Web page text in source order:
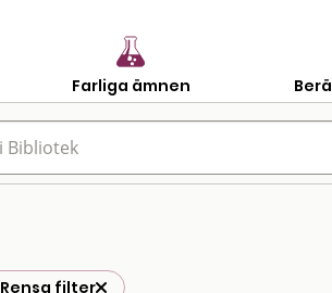
Farliga ämnen
Rensa filter